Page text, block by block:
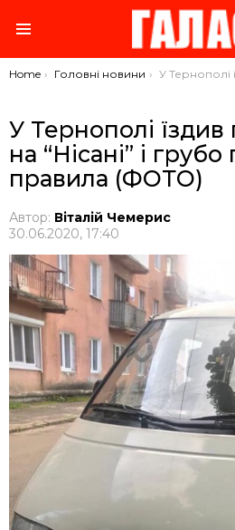
You are here:
Home Головні новини У Тернополі їздив п’яний водій на “Нісані” і грубо порушував
У Тернополі їздив
на “Нісані” і
правила (ФОТО)
Автор: Віталій Чемерис
30.06.2020, 17:40